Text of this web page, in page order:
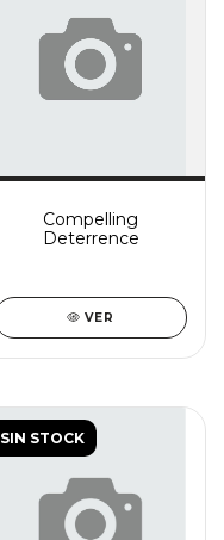
Compelling
Deterrence
VER
SIN STOCK